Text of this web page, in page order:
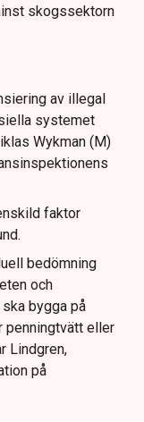
skogssektorn
av illegal
systemet
Wykman (M)
faktor
bedömning
och
bygga på
penningtvätt eller
Lindgren,
på